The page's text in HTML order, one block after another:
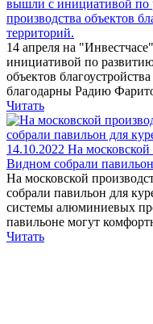
вышли с инициативой по
производства объектов
территорий.
14 апреля на
инициативой по
объектов
благодарны Радию
Читать
14.10.2022 На
Видном собрали
На московской
собрали павильон для
системы алюминиевых
павильоне могут
Читать